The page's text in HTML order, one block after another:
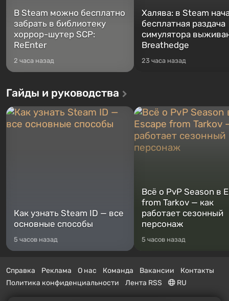
В Steam можно бесплатно
забрать в библиотеку
хоррор-шутер SCP:
ReEnter
2 часа назад
Халява: в Steam
бесплатная раздача
симулятора
Breathedge
23 часа назад
Гайды и руководства
Как узнать Steam ID — все
основные способы
5 часов назад
Всё о PvP Season в
from Tarkov — как
работает сезонный
персонаж
5 часов назад
Справка Реклама О нас Команда Вакансии
Контакты
Политика конфиденциальности
Лента RSS RU